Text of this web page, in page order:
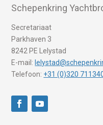
Schepenkring
Secretariaat
Parkhaven 3
8242 PE Lelystad
E-mail:
Telefoon: +31 (0)320